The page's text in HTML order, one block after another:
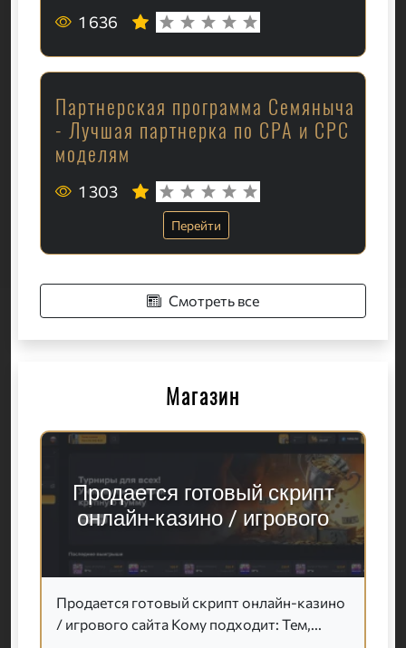
1 636
Партнерская программа Семяныча
- Лучшая партнерка по CPA и CPC
моделям
1 303
Перейти
Смотреть все
Магазин
Продается готовый скрипт
онлайн-казино / игрового
Продается готовый скрипт онлайн-казино
/ игрового сайта Кому подходит: Тем,...